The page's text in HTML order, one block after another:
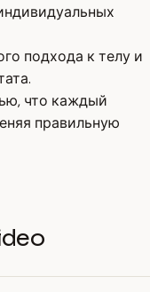
подхода к телу и
что каждый
правильную